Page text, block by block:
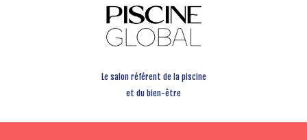
Le salon référent de la piscine
et du bien-être